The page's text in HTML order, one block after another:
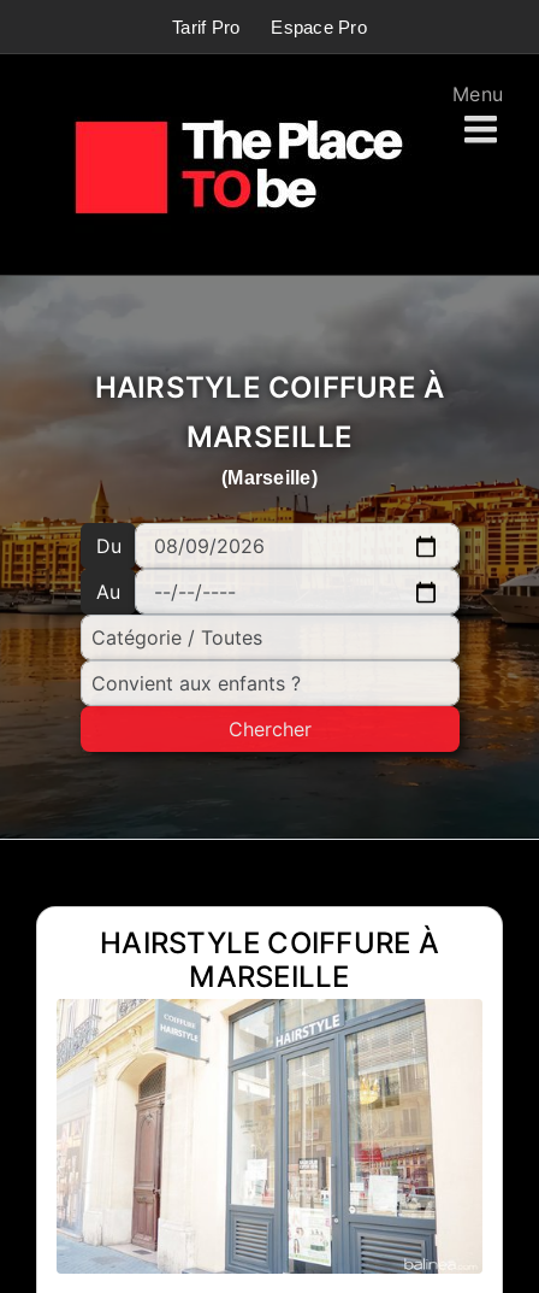
Tarif Pro Espace Pro
HAIRSTYLE COIFFURE À
MARSEILLE
(Marseille)
Du
Au
Chercher
HAIRSTYLE COIFFURE À
MARSEILLE